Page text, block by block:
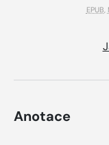
EPUB
Anotace